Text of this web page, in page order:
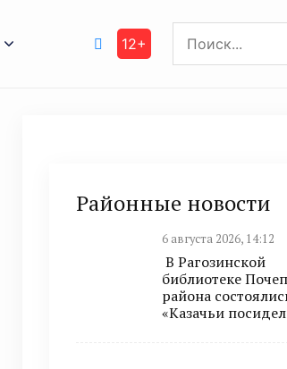
12+
Районные новости
6 августа 2026, 14:12
В Рагозинской
библиотеке
района
«Казачьи